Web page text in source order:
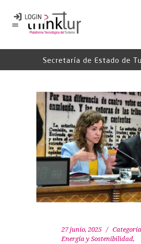
Secretaría de Estado de
27 junio, 2025
Energía y Sostenibilidad,